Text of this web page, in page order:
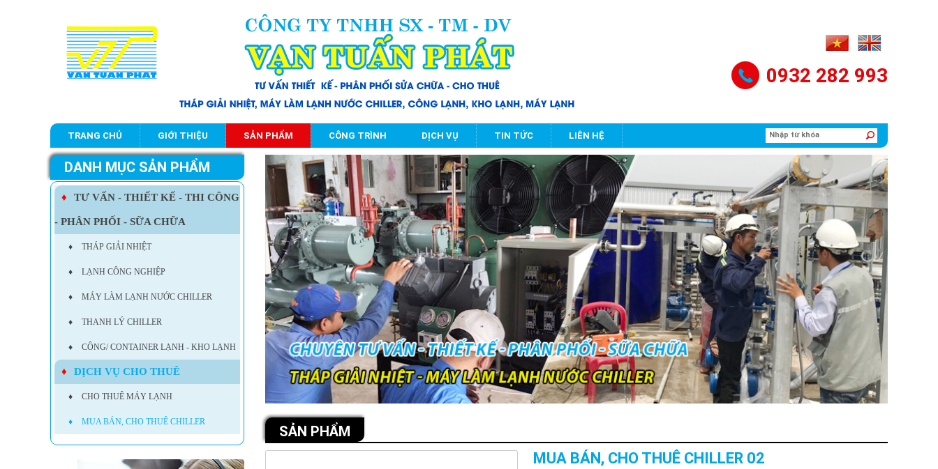
0932 282 993
TRANG CHỦ GIỚI THIỆU SẢN PHẨM CÔNG TRÌNH DỊCH VỤ TIN TỨC LIÊN HỆ
DANH MỤC SẢN PHẨM
♦ TƯ VẤN - THIẾT KẾ - THI CÔNG
- PHÂN PHỐI - SỮA CHỮA
♦ THÁP GIẢI NHIỆT
♦ LẠNH CÔNG NGHIỆP
♦ MÁY LÀM LẠNH NƯỚC CHILLER
♦ THANH LÝ CHILLER
♦ CÔNG/ CONTAINER LẠNH - KHO LẠNH
♦ DỊCH VỤ CHO THUÊ
♦ CHO THUÊ MÁY LẠNH
♦ MUA BÁN, CHO THUÊ CHILLER
SẢN PHẨM
MUA BÁN, CHO THUÊ CHILLER 02